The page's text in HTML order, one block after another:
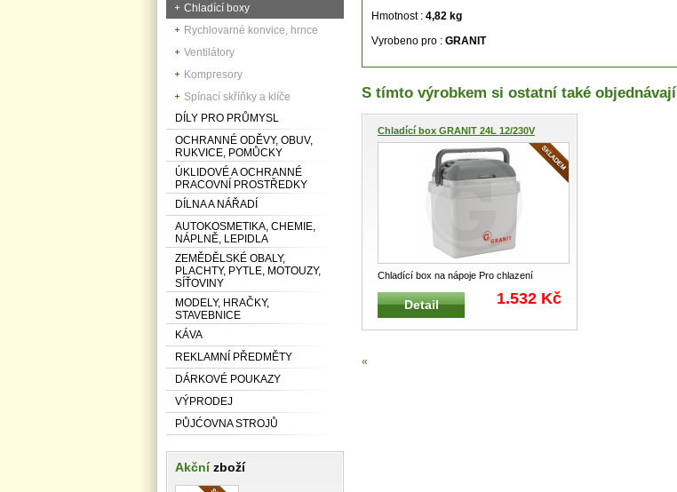
Chladící boxy
Rychlovarné konvice, hrnce
Ventilátory
Kompresory
Spínací skříňky a klíče
DÍLY PRO PRŮMYSL
OCHRANNÉ ODĚVY, OBUV,
RUKVICE, POMŮCKY
ÚKLIDOVÉ A OCHRANNÉ
PRACOVNÍ PROSTŘEDKY
DÍLNA A NÁŘADÍ
AUTOKOSMETIKA, CHEMIE,
NÁPLNĚ, LEPIDLA
ZEMĚDĚLSKÉ OBALY,
PLACHTY, PYTLE, MOTOUZY,
SÍŤOVINY
MODELY, HRAČKY,
STAVEBNICE
KÁVA
REKLAMNÍ PŘEDMĚTY
DÁRKOVÉ POUKAZY
VÝPRODEJ
PŮJĆOVNA STROJŮ
Akčnízboží
Hmotnost : 4,82 kg
Vyrobeno pro : GRANIT
S tímto výrobkem si ostatní také objednávají
Chladící box GRANIT 24L 12/230V
Chladící box na nápoje Pro chlazení
nápojů v autě, stavebním, dopravn ...
Detail 1.532 Kč
«